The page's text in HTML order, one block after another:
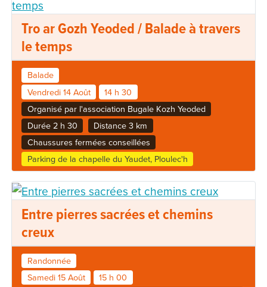
Tro ar Gozh Yeoded / Balade à travers
le temps
Balade
Vendredi 14 Août
14 h 30
Organisé par l'association Bugale Kozh Yeoded
Durée 2 h 30
Distance 3 km
Chaussures fermées conseillées
Parking de la chapelle du Yaudet, Ploulec'h
Entre pierres sacrées et chemins
creux
Randonnée
Samedi 15 Août
15 h 00